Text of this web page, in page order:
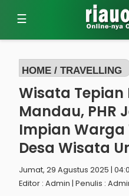
☰
HOME /TRAVELLING
Wisata Tepian
Mandau, PHR
Impian
Desa Wisata
Jumat, 29 Agustus 2025 |
Editor : Admin | Penulis :